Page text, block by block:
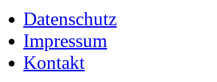
Datenschutz
Impressum
Kontakt